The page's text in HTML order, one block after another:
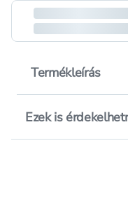
Termékleírás
Ezek is